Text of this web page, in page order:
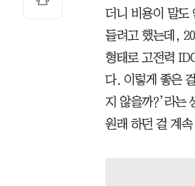
더니 비용이 말도
들려고 했는데,
형태로 고전력
다. 이렇게 좋은
지 않을까?’라는
원래 하던 걸 계